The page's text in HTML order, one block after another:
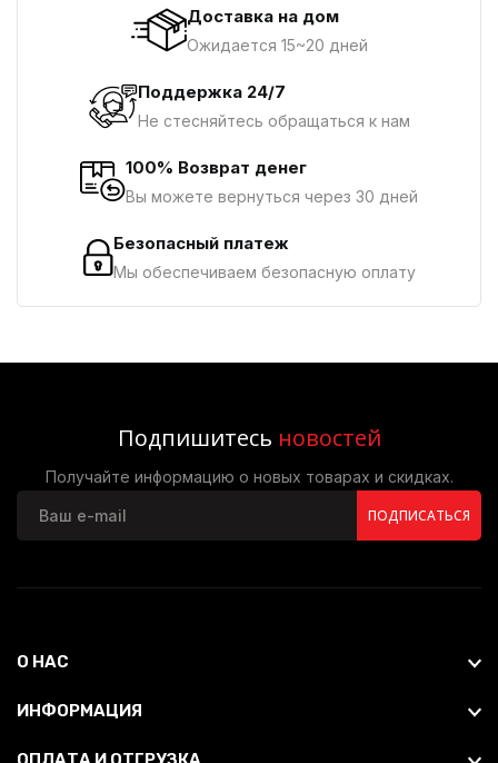
Доставка на дом
Ожидается 15~20 дней
Поддержка 24/7
Не стесняйтесь обращаться к нам
100% Возврат денег
Вы можете вернуться через 30 дней
Безопасный платеж
Мы обеспечиваем безопасную оплату
Подпишитесь новостей
Получайте информацию о новых товарах и скидках.
ПОДПИСАТЬСЯ
О НАС
ИНФОРМАЦИЯ